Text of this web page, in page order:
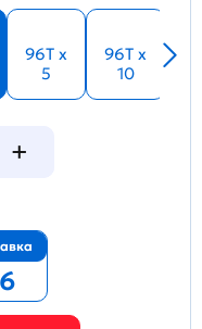
96T x
5
96T x
10